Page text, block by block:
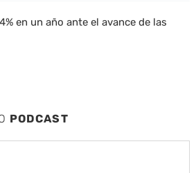
en un año ante el avance de las
PODCAST